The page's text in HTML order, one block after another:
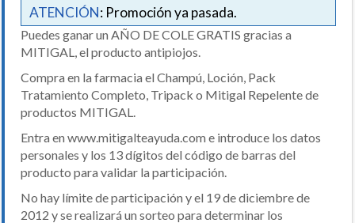
ATENCIÓN: Promoción ya pasada.
Puedes ganar un AÑO DE COLE GRATIS gracias a
MITIGAL, el producto antipiojos.
Compra en la farmacia el Champú, Loción, Pack
Tratamiento Completo, Tripack o Mitigal Repelente de
productos MITIGAL.
Entra en www.mitigalteayuda.com e introduce los datos
personales y los 13 dígitos del código de barras del
producto para validar la participación.
No hay límite de participación y el 19 de diciembre de
2012 y se realizará un sorteo para determinar los